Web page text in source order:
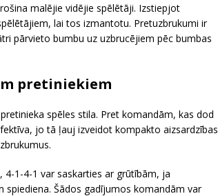
malējie vidējie spēlētāji. Izstiepjot
lai tos izmantotu. Pretuzbrukumi ir
pārvieto bumbu uz uzbrucējiem pēc bumbas
pretiniekiem
spēles stila. Pret komandām, kas dod
jo tā ļauj izveidot kompakto aizsardzības
1-4-1 var saskarties ar grūtībām, ja
Šādos gadījumos komandām var